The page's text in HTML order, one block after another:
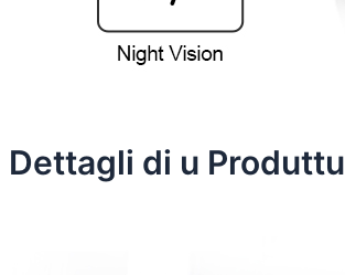
Dettagli di u Produttu